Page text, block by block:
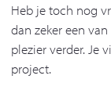
Heb je toch nog
dan zeker een
plezier verder. Je
project.